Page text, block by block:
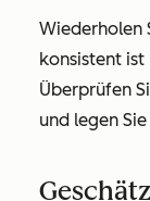
Wiederholen
konsistent
Überprüfen
und legen